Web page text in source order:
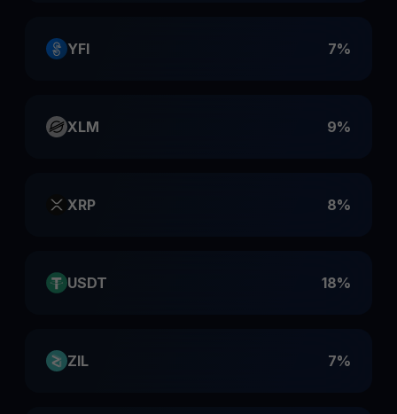
YFI 7%
XLM 9%
XRP 8%
USDT 18%
ZIL 7%